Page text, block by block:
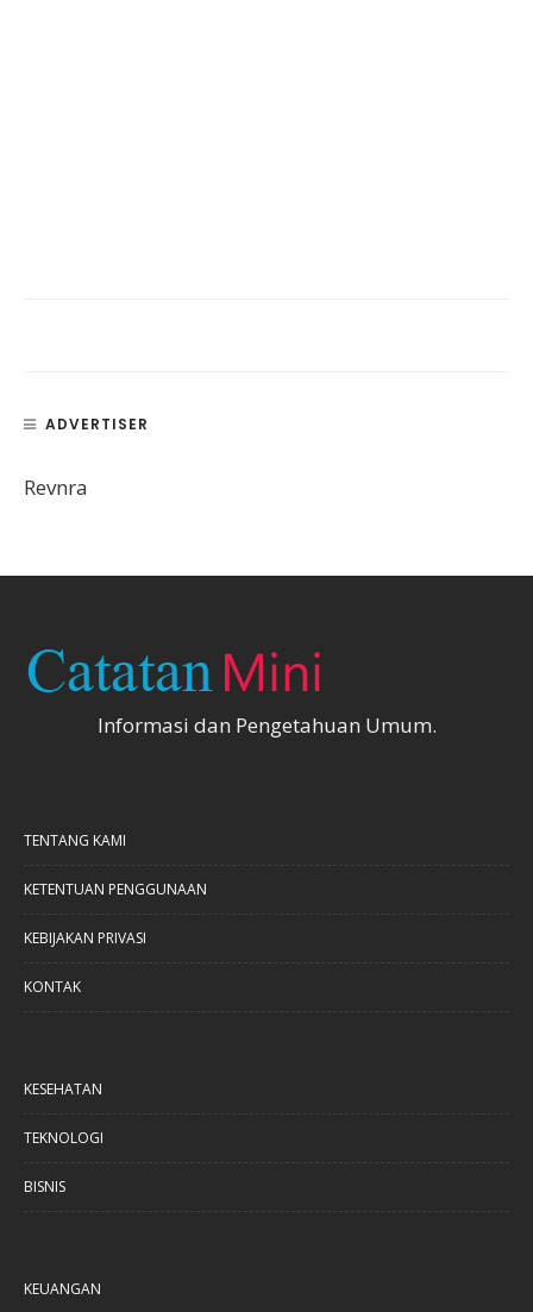
ADVERTISER
Revnra
Informasi dan Pengetahuan Umum.
TENTANG KAMI
KETENTUAN PENGGUNAAN
KEBIJAKAN PRIVASI
KONTAK
KESEHATAN
TEKNOLOGI
BISNIS
KEUANGAN